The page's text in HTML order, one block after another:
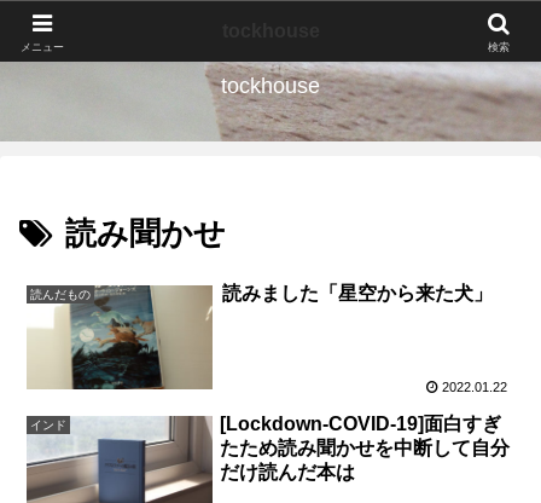
tockhouse
読み聞かせ
読んだもの 読みました「星空から来た犬」
2022.01.22
インド
[Lockdown-COVID-19]面白すぎ
たため読み聞かせを中断して自分
だけ読んだ本は
メニュー 検索